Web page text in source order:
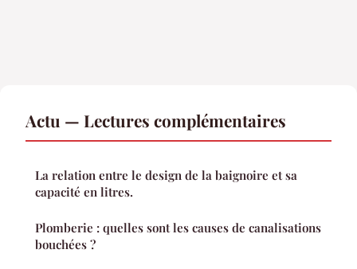
Actu — Lectures complémentaires
La relation entre le design de la baignoire et sa
capacité en litres.
Plomberie : quelles sont les causes de canalisations
bouchées ?